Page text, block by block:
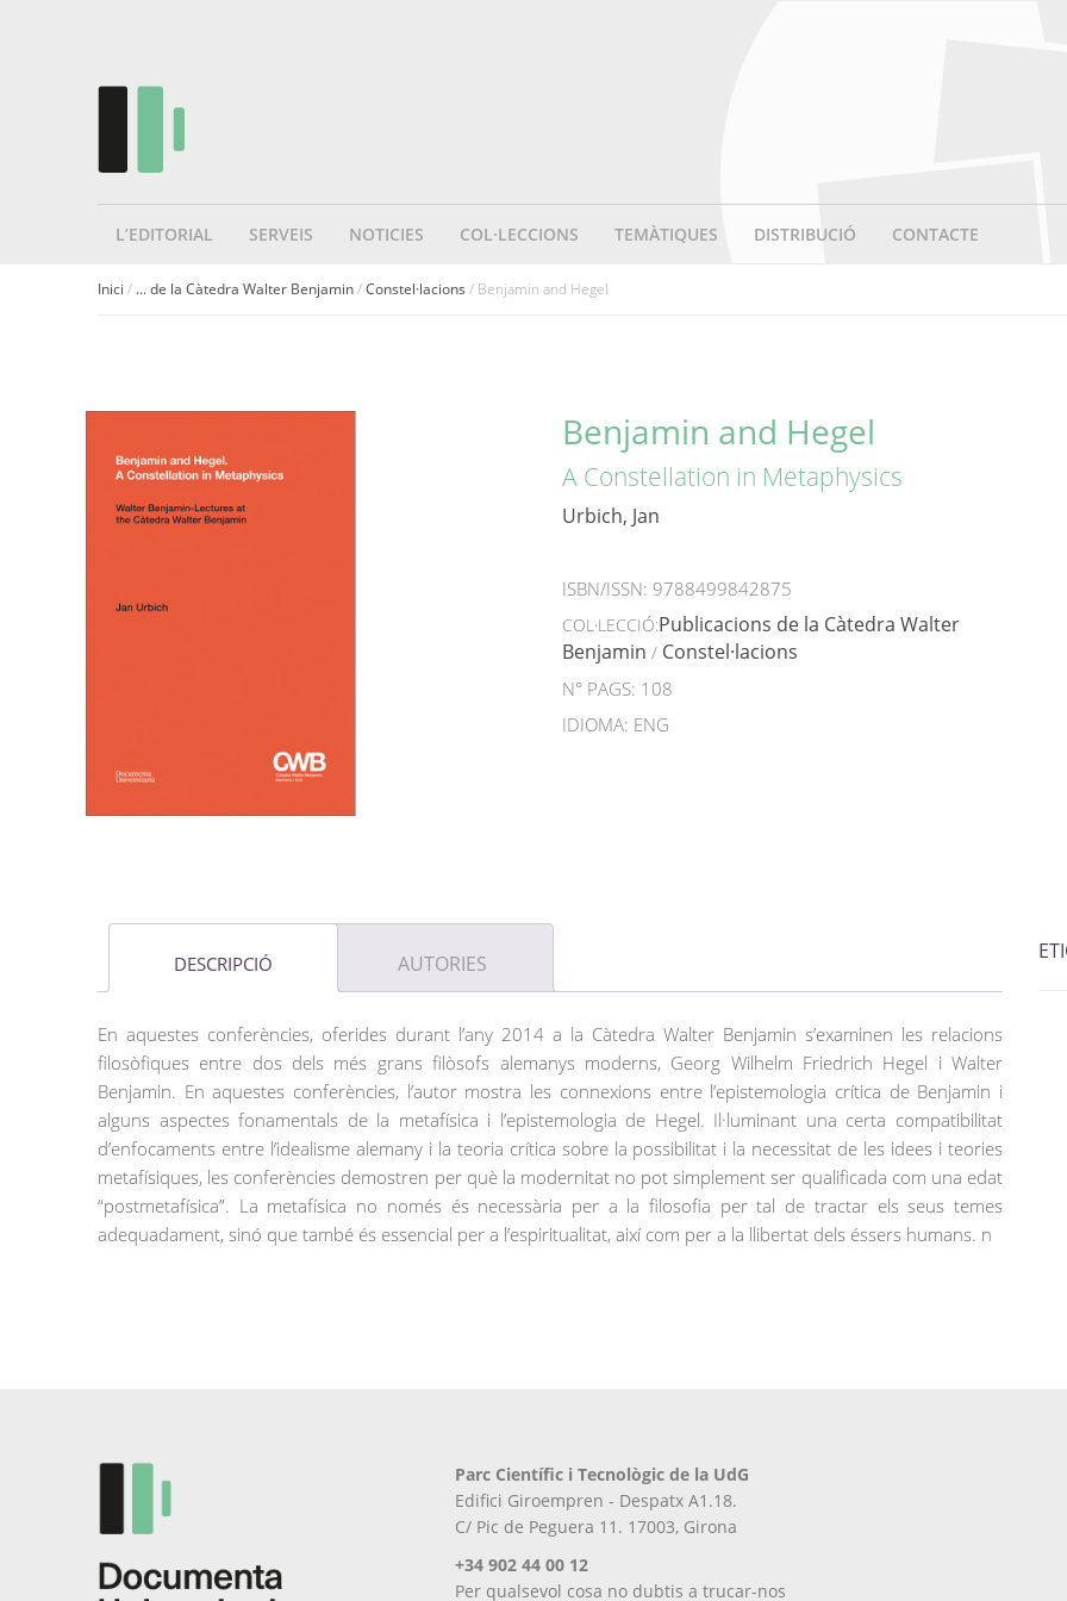
L’EDITORIAL SERVEIS NOTICIES COL·LECCIONS TEMÀTIQUES DISTRIBUCIÓ CONTACTE
Inici / ... de la Càtedra Walter Benjamin/Constel·lacions / Benjamin and Hegel
Benjamin and Hegel
A Constellation in Metaphysics
Urbich, Jan
ISBN/ISSN: 9788499842875
COL·LECCIÓ:Publicacions de la Càtedra Walter
Benjamin / Constel·lacions
N° PAGS: 108
IDIOMA: ENG
DESCRIPCIÓ AUTORIES
En aquestes conferències, oferides durant l’any 2014 a la Càtedra Walter Benjamin s’examinen les relacions
filosòfiques entre dos dels més grans filòsofs alemanys moderns, Georg Wilhelm Friedrich Hegel i Walter
Benjamin. En aquestes conferències, l’autor mostra les connexions entre l’epistemologia crítica de Benjamin i
alguns aspectes fonamentals de la metafísica i l’epistemologia de Hegel. Il·luminant una certa compatibilitat
d’enfocaments entre l’idealisme alemany i la teoria crítica sobre la possibilitat i la necessitat de les idees i teories
metafísiques, les conferències demostren per què la modernitat no pot simplement ser qualificada com una edat
“postmetafísica”. La metafísica no només és necessària per a la filosofia per tal de tractar els seus temes
adequadament, sinó que també és essencial per a l’espiritualitat, així com per a la llibertat dels éssers humans. n
Parc Científic i Tecnològic de la UdG
Edifici Giroempren - Despatx A1.18.
C/ Pic de Peguera 11. 17003, Girona
+34 902 44 00 12
Per qualsevol cosa no dubtis a trucar-nos